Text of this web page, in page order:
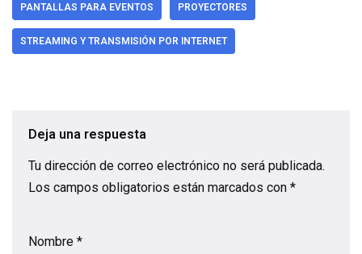
PANTALLAS PARA EVENTOS PROYECTORES
STREAMING Y TRANSMISIÓN POR INTERNET
Deja una respuesta
Tu dirección de correo electrónico no será publicada.
Los campos obligatorios están marcados con *
Nombre *